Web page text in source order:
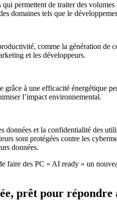
permettent de traiter des
domaines tels que le
comme la génération de
et les développeurs.
à une efficacité énergétique
l’impact environnemental.
et la confidentialité des
sont protégées contre les
données.
des PC « AI ready » un
prêt pour répondre